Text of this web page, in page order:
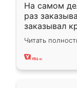
На самом
раз
заказывал
ребёнка
заказал
хорошее
Читать